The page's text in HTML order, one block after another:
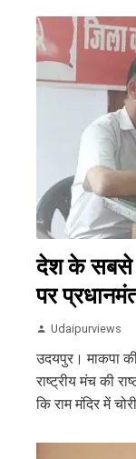
देश के सबसे
पर
Udaipurviews
उदयपुर। माकपा
राष्ट्रीय मंच की
कि राम मंदिर में